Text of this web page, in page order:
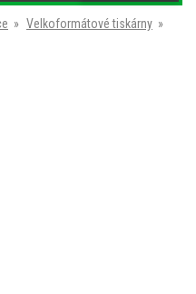
» Velkoformátové tiskárny »